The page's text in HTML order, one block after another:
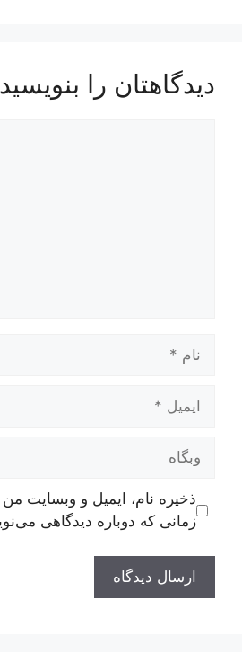
دیدگاهتان را بنویسید
ایمیل
وبگاه
ذخیره نام، ایمیل و وبسایت
زمانی که دوباره دیدگاهی